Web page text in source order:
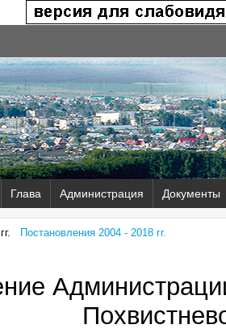
Глава Администрация Документы
Постановления 2004 - 2018 гг.